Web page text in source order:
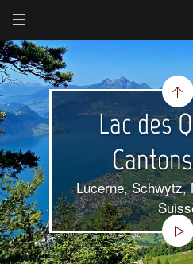
Lac des
Lucerne, Schwytz,